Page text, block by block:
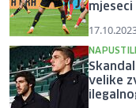
mjeseci
velike